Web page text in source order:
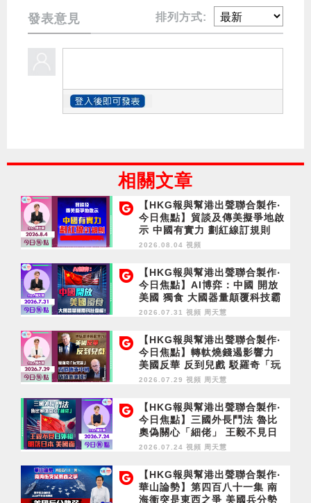
發表意見 排列方式:
相關文章
【HKG報與幫港出聲聯合製作‧
今日焦點】貿談及傳美擬爭地啟
示 中國有實力 劃紅線訂規則
2026.08.04 視頻
【HKG報與幫港出聲聯合製作‧
今日焦點】AI博弈：中國 開放
美國 獨食 大國器量顛覆科技霸
權！
2026.07.31 視頻 周天慧
【HKG報與幫港出聲聯合製作‧
今日焦點】轉軚燒錢遏影響力
美國反華 反到兒戲 駁羅奇「玩
完論」 香港唔靠中國 唔通靠美
2026.07.29 視頻 周天慧
【HKG報與幫港出聲聯合製作‧
今日焦點】三國外長鬥法 魯比
奧偽關心「細佬」 王毅不見日
外相 明落日本 美國面
2026.07.24 視頻 周天慧
【HKG報與幫港出聲聯合製作‧
華山論勢】第四百八十一集 南
海衝突是東西之爭 美國兵分勢